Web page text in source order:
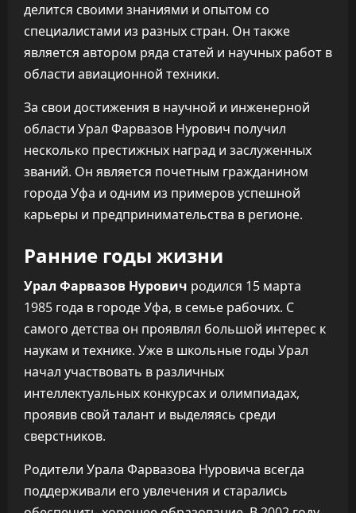
делится своими знаниями и опытом со
специалистами из разных стран. Он также
является автором ряда статей и научных работ в
области авиационной техники.
За свои достижения в научной и инженерной
области Урал Фарвазов Нурович получил
несколько престижных наград и заслуженных
званий. Он является почетным гражданином
города Уфа и одним из примеров успешной
карьеры и предпринимательства в регионе.
Ранние годы жизни
Урал Фарвазов Нурович родился 15 марта
1985 года в городе Уфа, в семье рабочих. С
самого детства он проявлял большой интерес к
наукам и технике. Уже в школьные годы Урал
начал участвовать в различных
интеллектуальных конкурсах и олимпиадах,
проявив свой талант и выделяясь среди
сверстников.
Родители Урала Фарвазова Нуровича всегда
поддерживали его увлечения и старались